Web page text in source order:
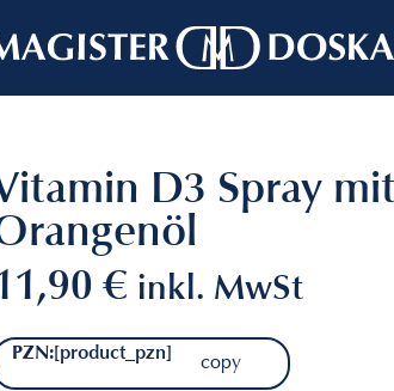
D3 Spray mit
€ inkl. MwSt
PZN: [product_pzn] copy